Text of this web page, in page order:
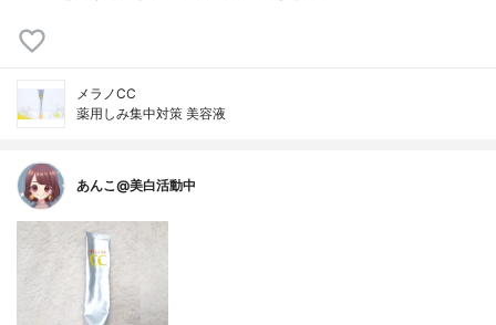
メラノCC
薬用しみ集中対策 美容液
あんこ@美白活動中